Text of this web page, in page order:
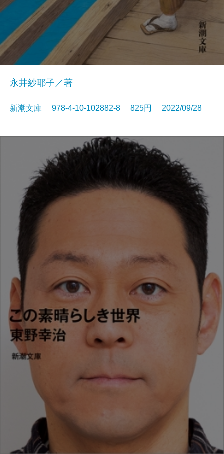
永井紗耶子／著
新潮文庫 978-4-10-102882-8 825円 2022/09/28